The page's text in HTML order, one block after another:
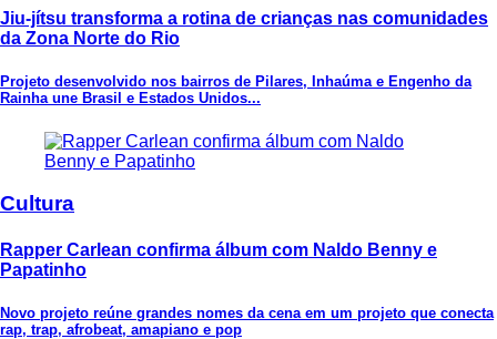
Jiu-jítsu transforma a rotina de crianças nas comunidades
da Zona Norte do Rio
Projeto desenvolvido nos bairros de Pilares, Inhaúma e Engenho da
Rainha une Brasil e Estados Unidos...
Cultura
Rapper Carlean confirma álbum com Naldo Benny e
Papatinho
Novo projeto reúne grandes nomes da cena em um projeto que conecta
rap, trap, afrobeat, amapiano e pop